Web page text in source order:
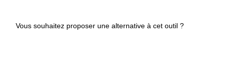
Vous souhaitez proposer une alternative à cet outil ?